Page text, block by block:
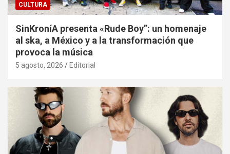
CULTURA
SinKroníA presenta «Rude Boy”: un homenaje
al ska, a México y a la transformación que
provoca la música
5 agosto, 2026 Editorial